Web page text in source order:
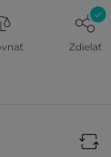
Zdielať